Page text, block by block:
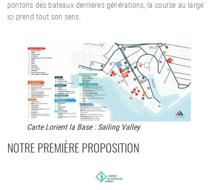
pontons des bateaux dernières générations, la course au large
ici prend tout son sens.
Carte Lorient la Base : Sailing Valley
NOTRE PREMIÈRE PROPOSITION